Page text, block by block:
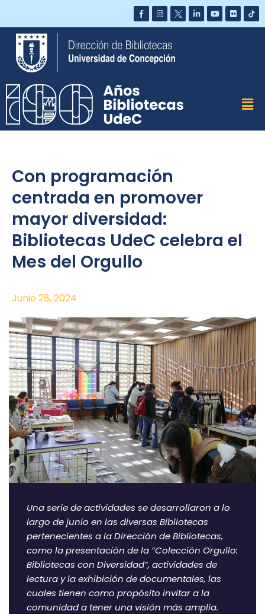
Saltar
contenido
Con programación
centrada en promover
mayor diversidad:
Bibliotecas UdeC celebra el
Mes del Orgullo
Junio 28, 2024
Una serie de actividades se desarrollaron a lo
largo de junio en las diversas Bibliotecas
pertenecientes a la Dirección de Bibliotecas,
como la presentación de la “Colección Orgullo:
Bibliotecas con Diversidad”, actividades de
lectura y la exhibición de documentales, las
cuales tienen como propósito invitar a la
comunidad a tener una visión más amplia.